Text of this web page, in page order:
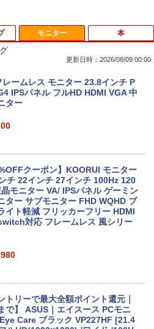
】Apple アップル 純正 Magic Tra
MJ2R2J/A マジック トラックパ
タッチパッド A1535 バッテリー内
ソコン | Panasonic | Let's note
| Windows11 | ノートP
年保証 | 第7世代 | Core i5 7300U
最大3.5)GHz | MEM:8GB | SSD:25
SATA) | DVDマルチ | 無線LAN:
| ACアダプター付属
ール 【中古】Bランク HP ProBoo
ソン限定30%OFF】中古 HP ProD
G5 DM 6GE69AV Core i3 9100
代CPU メモリ8GB SSD128GB
プパソコン【CA】 中古デスクト
ップ
ソコン 一体型 JDL（日本デジタル
） BA6(Benny A6) Windows11 C
23.8インチ Office付き 無
モニター
更新日時：2026/08/09 00:00
レームレス モニター 23.8インチ P
IPSパネル フルHD HDMI VGA 中
ター
クーポン】KOORUI モニター
チ 22インチ 27インチ 100Hz 120
モニター VA/ IPSパネル ゲーミン
ター サブモニター FHD WQHD ブ
イト軽減 フリッカーフリー HDMI
対応 フレームレス 風シリー
トリーで最大全額ポイント還元｜
で】 ASUS｜エイスース PCモニ
Care ブラック VP227HF [21.4
本